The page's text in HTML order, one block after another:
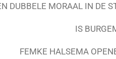
DUBBELE MORAAL IN DE
IS
FEMKE HALSEMA